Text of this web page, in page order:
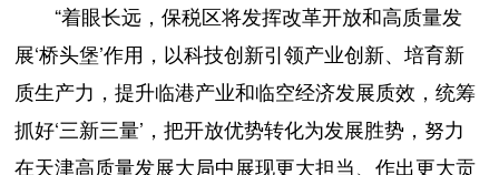
“着眼长远，保税区将发挥改革开放和高质量发
展‘桥头堡’作用，以科技创新引领产业创新、培育新
质生产力，提升临港产业和临空经济发展质效，统筹
抓好‘三新三量’，把开放优势转化为发展胜势，努力
在天津高质量发展大局中展现更大担当、作出更大贡